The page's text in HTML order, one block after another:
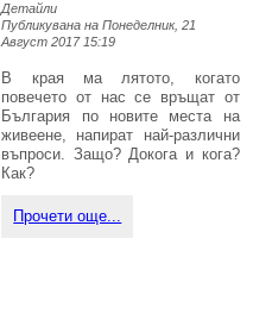
Детайли
Публикувана на Понеделник, 21
Август 2017 15:19
В края ма лятото, когато
повечето от нас се връщат от
България по новите места на
живеене, напират най-различни
въпроси. Защо? Докога и кога?
Как?
Прочети още...